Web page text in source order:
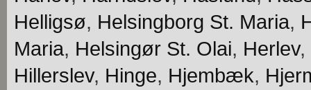
Helligsø, Helsingborg St. Maria,
Maria, Helsingør St. Olai, Herlev,
Hillerslev, Hinge, Hjembæk,